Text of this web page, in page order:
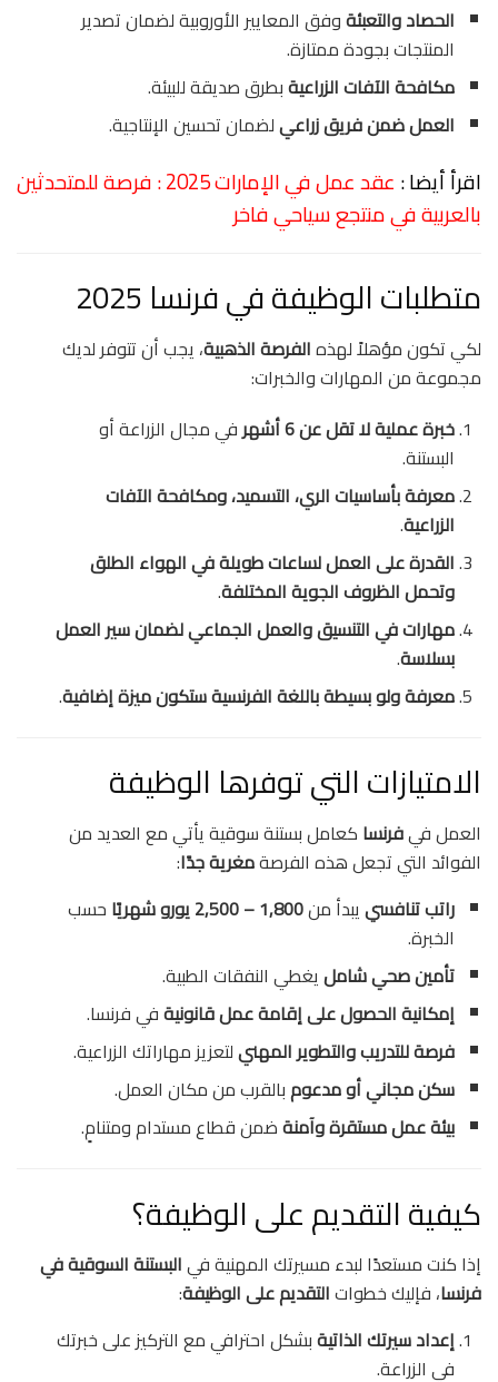
الحصاد والتعبئةوفق المعايير الأوروبية لضمان تصدير
المنتجات بجودة ممتازة.
مكافحة الآفات الزراعيةبطرق صديقة للبيئة.
العمل ضمن فريق زراعيلضمان تحسين الإنتاجية.
اقرأ أيضا :
عقد عمل في الإمارات 2025 : فرصة للمتحدثين
بالعربية في منتجع سياحي فاخر
متطلبات الوظيفة في فرنسا 2025
لكي تكون مؤهلاً لهذهالفرصة الذهبية، يجب أن تتوفر لديك
مجموعة من المهارات والخبرات:
خبرة عملية لا تقل عن 6 أشهر
في مجال الزراعة أو
البستنة.
معرفة بأساسيات الري، التسميد، ومكافحة الآفات
الزراعية.
القدرة على العمل لساعات طويلة في الهواء الطلق
وتحمل الظروف الجوية المختلفة.
مهارات في التنسيق والعمل الجماعي لضمان سير العمل
بسلاسة.
معرفة ولو بسيطة باللغة الفرنسية ستكون ميزة إضافية.
الامتيازات التي توفرها الوظيفة
العمل فيفرنسا كعامل بستنة سوقية يأتي مع العديد من
الفوائد التي تجعل هذه الفرصةمغرية جدًا:
راتب تنافسييبدأ من1,800 – 2,500 يورو شهريًا
حسب
الخبرة.
تأمين صحي شامليغطي النفقات الطبية.
إمكانية الحصول على إقامة عمل قانونيةفي فرنسا.
فرصة للتدريب والتطوير المهنيلتعزيز مهاراتك الزراعية.
سكن مجاني أو مدعومبالقرب من مكان العمل.
بيئة عمل مستقرة وآمنةضمن قطاع مستدام ومتنامٍ.
كيفية التقديم على الوظيفة؟
إذا كنت مستعدًا لبدء مسيرتك المهنية فيالبستنة السوقية في
فرنسا، فإليك خطواتالتقديم على الوظيفة:
إعداد سيرتك الذاتيةبشكل احترافي مع التركيز على خبرتك
في الزراعة.